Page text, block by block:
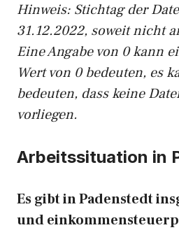
Hinweis: Stichtag der
31.12.2022, soweit nicht
Eine Angabe von 0 kann
Wert von 0 bedeuten, es
bedeuten, dass keine
vorliegen.
Arbeitssituation in
Es gibt in Padenstedt
und